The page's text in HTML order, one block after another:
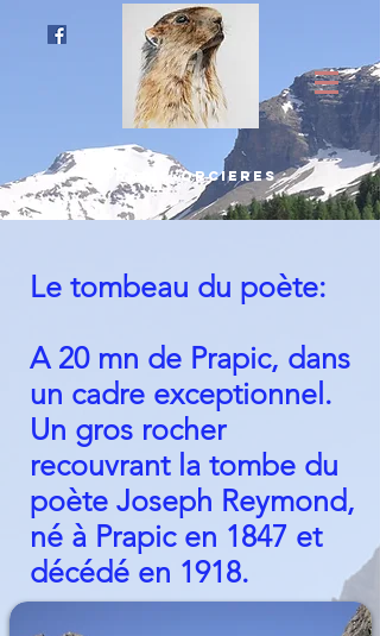
prapic-orcieres
Le tombeau du poète:
A 20 mn de Prapic, dans
un cadre exceptionnel.
Un gros rocher
recouvrant la tombe du
poète Joseph Reymond,
né à Prapic en 1847 et
décédé en 1918.